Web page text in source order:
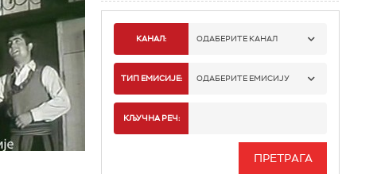
КАНАЛ: ОДАБЕРИТЕ КАНАЛ
РАДИО БЕОГРАД 1
РАДИО БЕОГРАД 3
ТИП ЕМИСИЈЕ: ОДАБЕРИТЕ ЕМИСИЈУ
КЉУЧНА РЕЧ: